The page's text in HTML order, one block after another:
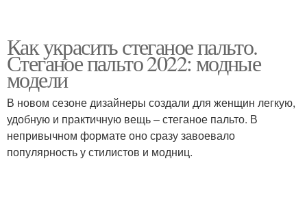
Как украсить стеганое пальто.
Стеганое пальто 2022: модные
модели
В новом сезоне дизайнеры создали для женщин легкую,
удобную и практичную вещь – стеганое пальто. В
непривычном формате оно сразу завоевало
популярность у стилистов и модниц.